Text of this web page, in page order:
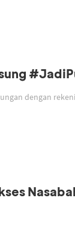
dengan